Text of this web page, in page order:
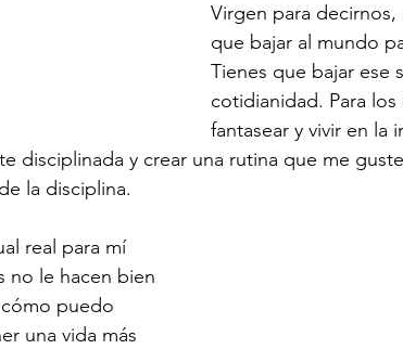
Virgen para
que bajar al mundo
Tienes que bajar ese
cotidianidad. Para
fantasear y vivir en la
disciplinada y crear una rutina que me
la disciplina.
real para mí
no le hacen bien
puedo
una vida más